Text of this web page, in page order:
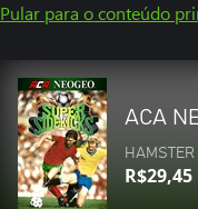
Pular para o conteúdo
ACA
R$29,45